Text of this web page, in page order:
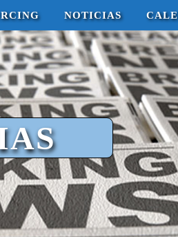
NOTICIAS